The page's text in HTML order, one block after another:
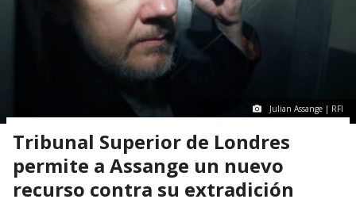
Julian Assange | RFI
Tribunal Superior de Londres
permite a Assange un nuevo
recurso contra su extradición